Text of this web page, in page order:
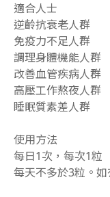
適合人士
逆齡抗衰老人群
免疫力不足人群
調理身體機能人群
改善血管疾病人群
高壓工作熬夜人群
睡眠質素差人群
使用方法
每日1次，每次1粒
每天不多於3粒。